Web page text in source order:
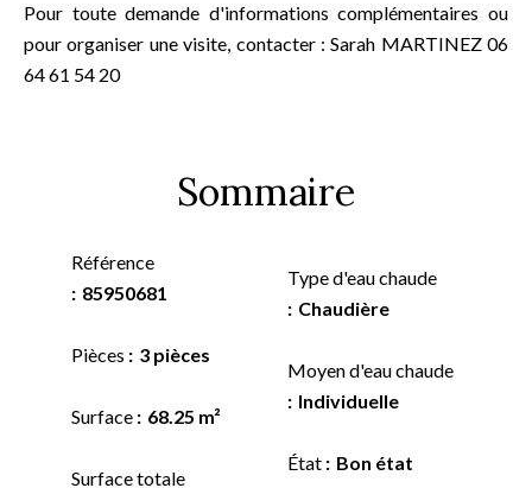
Pour toute demande d'informations complémentaires ou
pour organiser une visite, contacter : Sarah MARTINEZ 06
64 61 54 20
Sommaire
Référence
85950681
Pièces 3 pièces
Surface 68.25 m²
Surface totale
Type d'eau chaude
Chaudière
Moyen d'eau chaude
Individuelle
État Bon état